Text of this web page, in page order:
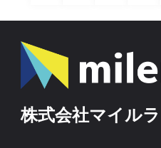
よ
マ
ニ
投
稿
ナ
株式会社マイル